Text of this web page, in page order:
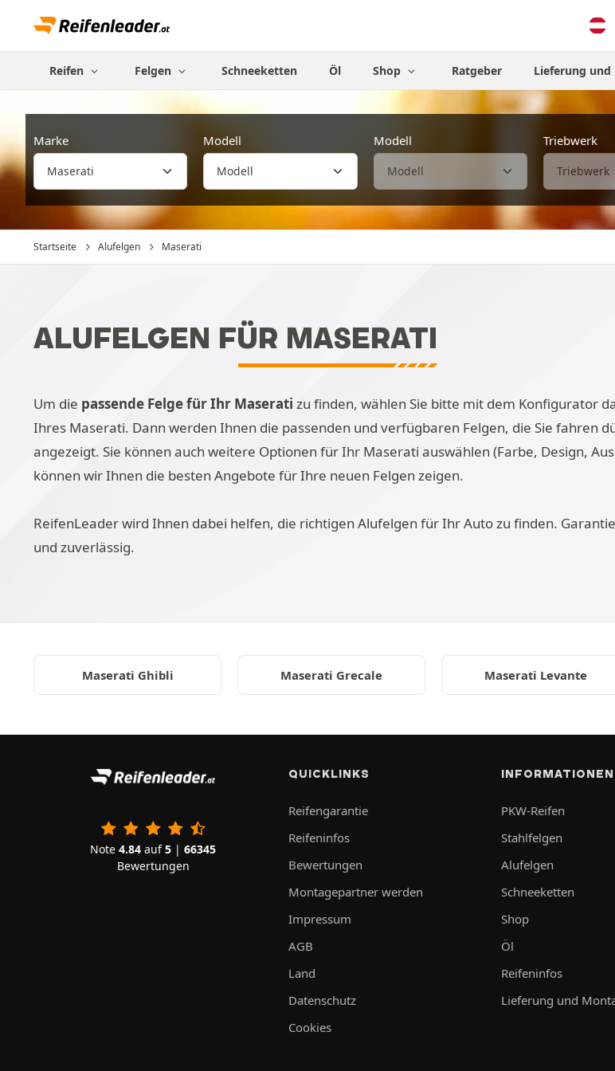
Reifen Felgen Schneeketten Öl Shop Ratgeber Lieferung und
Marke Modell Modell Triebwerk
Startseite Alufelgen Maserati
ALUFELGEN FÜR MASERATI
Um die passende Felge für Ihr Maserati zu finden, wählen Sie bitte mit dem Konfigurator
Ihres Maserati. Dann werden Ihnen die passenden und verfügbaren Felgen, die Sie fahren
angezeigt. Sie können auch weitere Optionen für Ihr Maserati auswählen (Farbe, Design,
können wir Ihnen die besten Angebote für Ihre neuen Felgen zeigen.
ReifenLeader wird Ihnen dabei helfen, die richtigen Alufelgen für Ihr Auto zu finden.
und zuverlässig.
Maserati Ghibli Maserati Grecale Maserati Levante
Note 4.84 auf5 | 66345
Bewertungen
QUICKLINKS
Reifengarantie
Reifeninfos
Bewertungen
Montagepartner werden
Impressum
AGB
Land
Datenschutz
Cookies
INFORMATIONEN
PKW-Reifen
Stahlfelgen
Alufelgen
Schneeketten
Shop
Öl
Reifeninfos
Lieferung und